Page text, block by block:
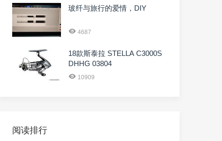
玻纤与旅行的爱情，DIY
4687
18款斯泰拉 STELLA C3000S
DHHG 03804
10909
阅读排行